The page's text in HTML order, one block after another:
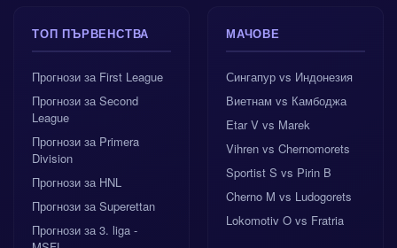
ТОП ПЪРВЕНСТВА
Прогнози за First League
Прогнози за Second
League
Прогнози за Primera
Division
Прогнози за HNL
Прогнози за Superettan
Прогнози за 3. liga -
МАЧОВЕ
Сингапур vs Индонезия
Виетнам vs Камбоджа
Etar V vs Marek
Vihren vs Chernomorets
Sportist S vs Pirin B
Cherno M vs Ludogorets
Lokomotiv O vs Fratria